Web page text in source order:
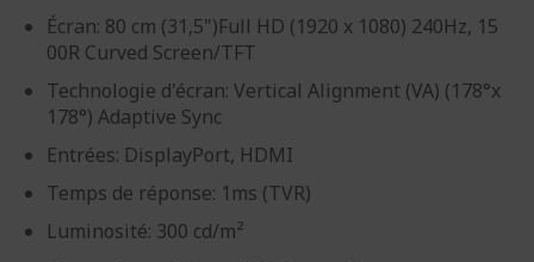
Écran: 80 cm (31,5")Full HD (1920 x 1080) 240Hz, 15
00R Curved Screen/TFT
Technologie d'écran: Vertical Alignment (VA) (178°x
178°) Adaptive Sync
Entrées: DisplayPort, HDMI
Temps de réponse: 1ms (TVR)
Luminosité: 300 cd/m²